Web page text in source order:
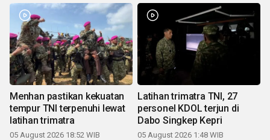
Menhan pastikan kekuatan
tempur TNI terpenuhi lewat
latihan trimatra
05 August 2026 18:52 WIB
Latihan trimatra TNI, 27
personel KDOL terjun di
Dabo Singkep Kepri
05 August 2026 1:48 WIB